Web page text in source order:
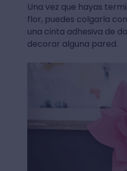
Una vez que hayas
flor, puedes colgarla
una cinta adhesiva de
decorar alguna pared.